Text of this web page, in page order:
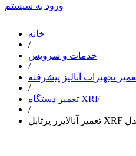
ورود به سیستم
خانه
/
خدمات و سرویس
/
تجهیزات آنالیز پیشرفته
/
تعمیر دستگاه XRF
/